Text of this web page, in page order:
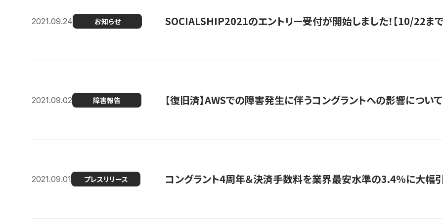
2021.09.24 お知らせ SOCIALSHIP2021のエントリー受付が開始しました！【10/22まで
2021.09.02 障害報告 【復旧済】AWSでの障害発生に伴うコングラントへの影響について
2021.09.01 プレスリリース コングラント4周年＆決済手数料を業界最安水準の3.4％に大幅